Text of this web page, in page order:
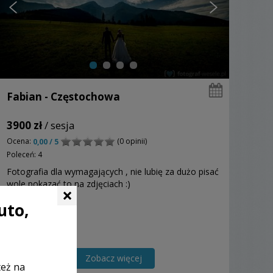
Fabian - Częstochowa
3900 zł/ sesja
Ocena: 0,00 / 5
(0 opinii)
Poleceń: 4
Fotografia dla wymagających , nie lubię za dużo pisać
wole pokazać to na zdjęciach :)
Zobacz więcej
×
na